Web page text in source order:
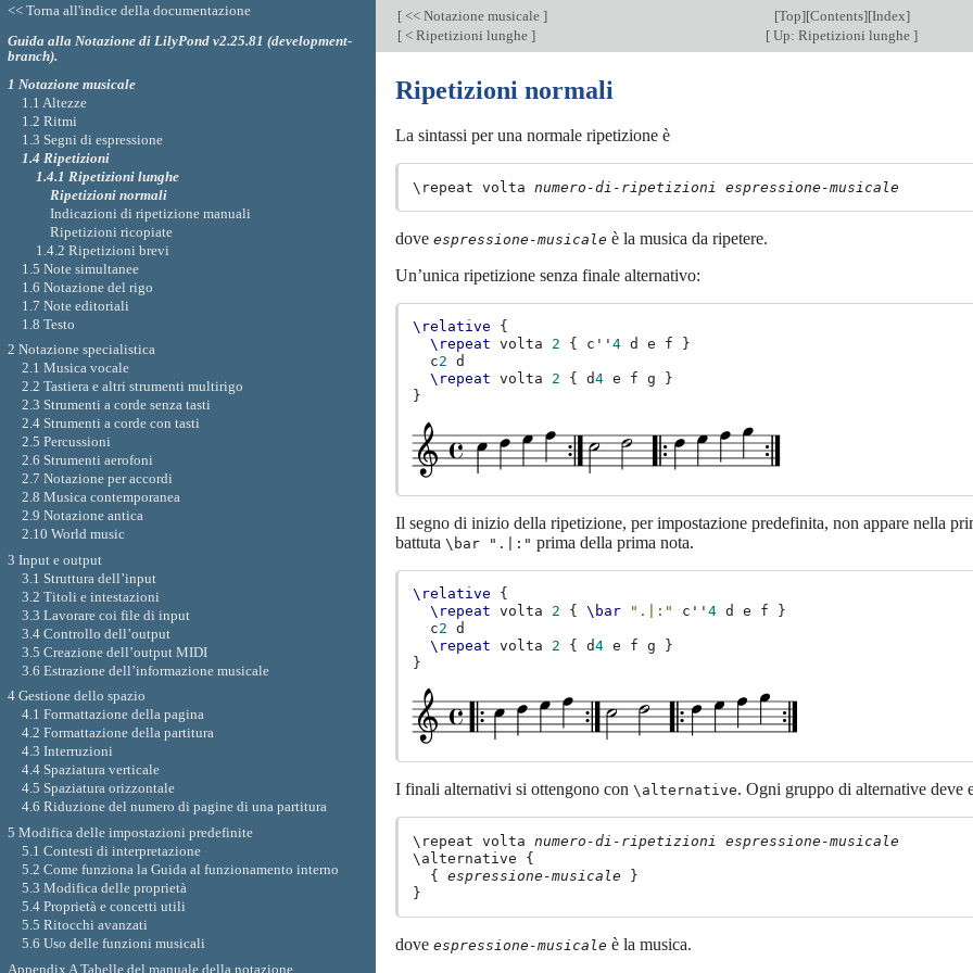
[ << Notazione musicale ] [Top][Contents][Index]
[ < Ripetizioni lunghe ] [ Up: Ripetizioni lunghe ]
Ripetizioni normali
La sintassi per una normale ripetizione è
\repeat volta numero-di-ripetizioni espressione-musicale
dove espressione-musicale è la musica da ripetere.
Un’unica ripetizione senza finale alternativo:
\relative
{
\repeat
volta 2 { c''4 d e f
}
c2
d
\repeat
volta 2 { d4 e f g
}
}
Il segno di inizio della ripetizione, per impostazione predefinita, non appare nella
battuta \bar ".|:" prima della prima nota.
\relative
{
\repeat
volta 2 { \bar ".|:" c''4 d e f
}
c2
d
\repeat
volta 2 { d4 e f g
}
}
I finali alternativi si ottengono con \alternative. Ogni gruppo di alternative deve
\repeat volta numero-di-ripetizioni
espressione-musicale
\alternative {
  {
espressione-musicale }
dove espressione-musicale è la musica.
<< Torna all'indice della documentazione
Guida alla Notazione di LilyPond v2.25.81 (development-
branch).
1 Notazione musicale
1.1 Altezze
1.2 Ritmi
1.3 Segni di espressione
1.4 Ripetizioni
1.4.1 Ripetizioni lunghe
Ripetizioni normali
Indicazioni di ripetizione manuali
Ripetizioni ricopiate
1.4.2 Ripetizioni brevi
1.5 Note simultanee
1.6 Notazione del rigo
1.7 Note editoriali
1.8 Testo
2 Notazione specialistica
2.1 Musica vocale
2.2 Tastiera e altri strumenti multirigo
2.3 Strumenti a corde senza tasti
2.4 Strumenti a corde con tasti
2.5 Percussioni
2.6 Strumenti aerofoni
2.7 Notazione per accordi
2.8 Musica contemporanea
2.9 Notazione antica
2.10 World music
3 Input e output
3.1 Struttura dell’input
3.2 Titoli e intestazioni
3.3 Lavorare coi file di input
3.4 Controllo dell’output
3.5 Creazione dell’output MIDI
3.6 Estrazione dell’informazione musicale
4 Gestione dello spazio
4.1 Formattazione della pagina
4.2 Formattazione della partitura
4.3 Interruzioni
4.4 Spaziatura verticale
4.5 Spaziatura orizzontale
4.6 Riduzione del numero di pagine di una partitura
5 Modifica delle impostazioni predefinite
5.1 Contesti di interpretazione
5.2 Come funziona la Guida al funzionamento interno
5.3 Modifica delle proprietà
5.4 Proprietà e concetti utili
5.5 Ritocchi avanzati
5.6 Uso delle funzioni musicali
Appendix A Tabelle del manuale della notazione